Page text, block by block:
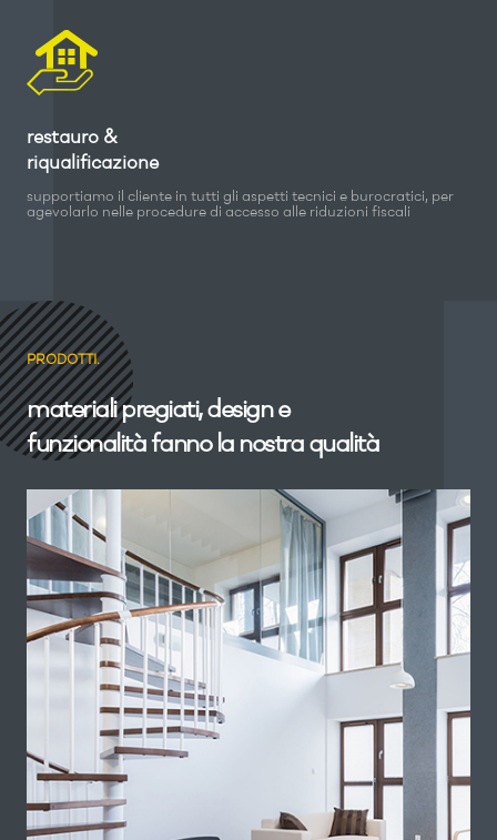
restauro &
riqualificazione
supportiamo il cliente in tutti gli aspetti tecnici e burocratici, per
agevolarlo nelle procedure di accesso alle riduzioni fiscali
PRODOTTI.
materiali pregiati, design e
funzionalità fanno la nostra qualità